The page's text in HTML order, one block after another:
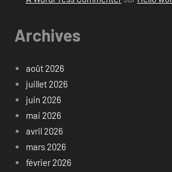
Archives
août 2026
juillet 2026
juin 2026
mai 2026
avril 2026
mars 2026
février 2026